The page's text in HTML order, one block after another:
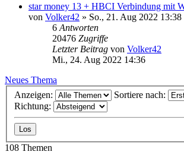
star money 13 + HBCI Verbindung mit
von Volker42 » So., 21. Aug 2022 13:38
6 Antworten
20476 Zugriffe
Letzter Beitrag von Volker42
Mi., 24. Aug 2022 14:36
Neues Thema
Anzeigen:
Sortiere nach:
Richtung:
108 Themen